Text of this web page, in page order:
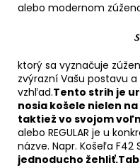
alebo modernom
ktorý sa vyznačuje
zvýrazní Vašu postavu
vzhľad.Tento strih je
nosia košele nielen
taktiež vo svojom
alebo REGULAR je u
názve. Napr. Košeľa F42
jednoducho žehliť.